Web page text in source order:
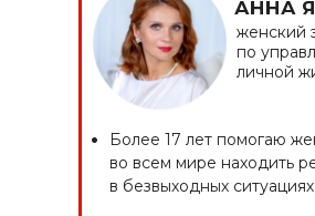
Более 17 лет помогаю
во всем мире находить
в безвыходных ситуациях
АННА
женский
по
личной
•